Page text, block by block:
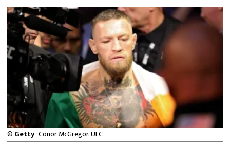
MEXICANOS EN EL EXTRANJERO
FUTBOL ESTUFA
FÓRMULA 1
BOXEO
LIGA MX
© Getty Conor McGregor, UFC